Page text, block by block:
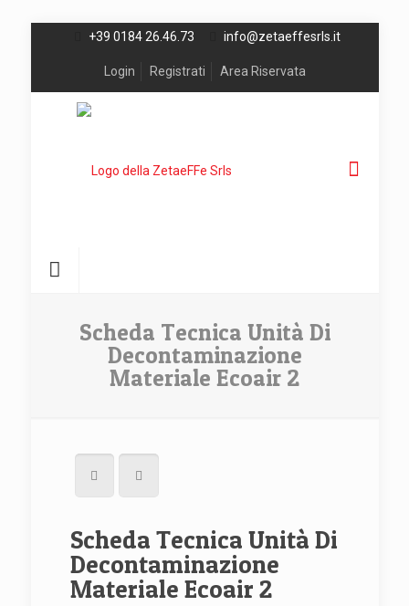
+39 0184 26.46.73 info@zetaeffesrls.it
Login Registrati Area Riservata
Scheda Tecnica Unità Di
Decontaminazione
Materiale Ecoair 2
Scheda Tecnica Unità Di
Decontaminazione
Materiale Ecoair 2